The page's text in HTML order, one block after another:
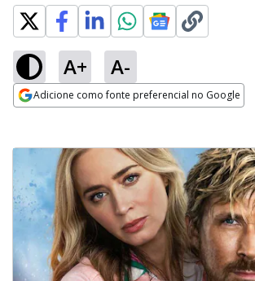
A+ A-
Adicione como fonte preferencial no Google